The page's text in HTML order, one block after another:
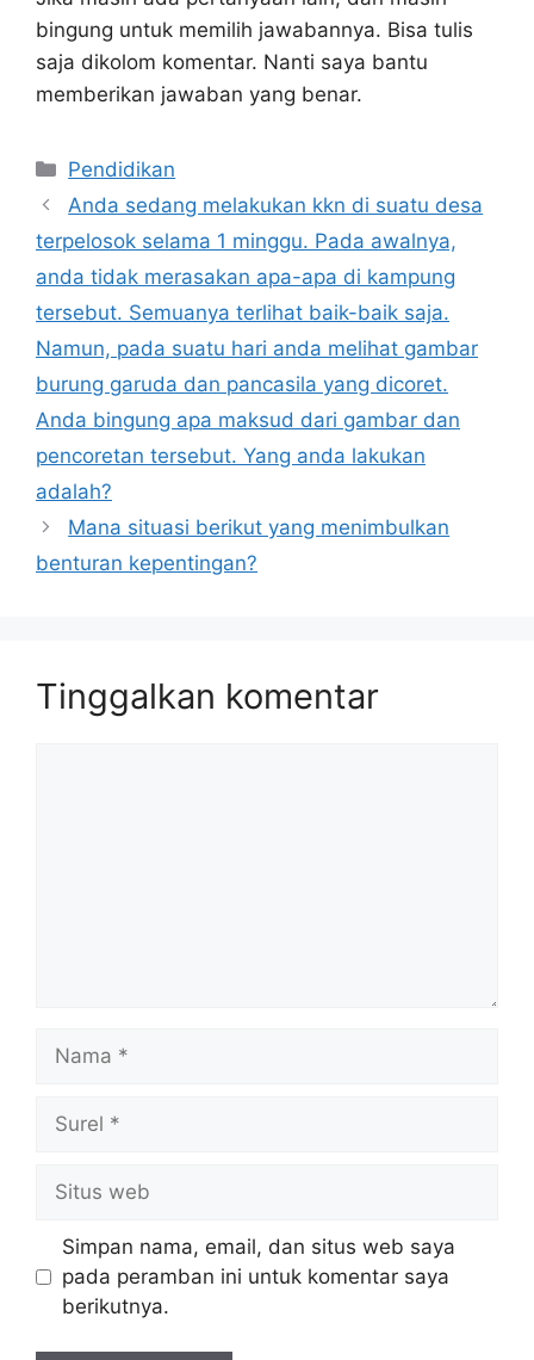
bingung untuk memilih jawabannya. Bisa tulis
saja dikolom komentar. Nanti saya bantu
memberikan jawaban yang benar.
Kategori
Pendidikan
Anda sedang melakukan kkn di suatu desa
terpelosok selama 1 minggu. Pada awalnya,
anda tidak merasakan apa-apa di kampung
tersebut. Semuanya terlihat baik-baik saja.
Namun, pada suatu hari anda melihat gambar
burung garuda dan pancasila yang dicoret.
Anda bingung apa maksud dari gambar dan
pencoretan tersebut. Yang anda lakukan
adalah?
Mana situasi berikut yang menimbulkan
benturan kepentingan?
Tinggalkan komentar
web
Simpan nama, email, dan situs web saya
pada peramban ini untuk komentar saya
berikutnya.